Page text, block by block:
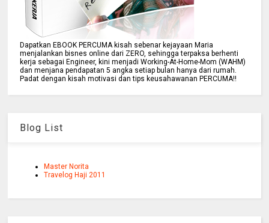
Dapatkan EBOOK PERCUMA kisah sebenar kejayaan Maria
menjalankan bisnes online dari ZERO, sehingga terpaksa berhenti
kerja sebagai Engineer, kini menjadi Working-At-Home-Mom (WAHM)
dan menjana pendapatan 5 angka setiap bulan hanya dari rumah.
Padat dengan kisah motivasi dan tips keusahawanan PERCUMA!!
Blog List
Master Norita
Travelog Haji 2011